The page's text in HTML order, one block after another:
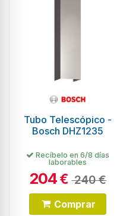
Tubo Telescópico -
Bosch DHZ1235
Recíbelo en 6/8 días
laborables
204€ 240 €
Comprar